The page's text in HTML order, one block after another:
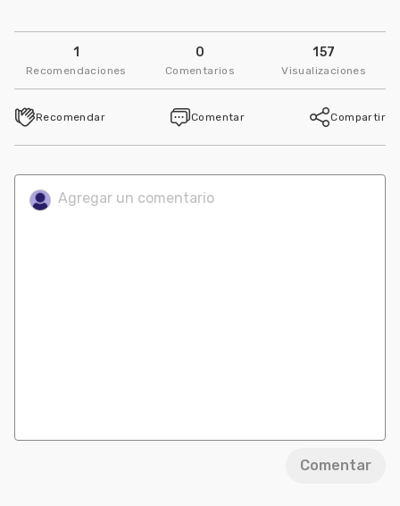
1
Recomendaciones
0
Comentarios
157
Visualizaciones
Recomendar Comentar Compartir
Comentar